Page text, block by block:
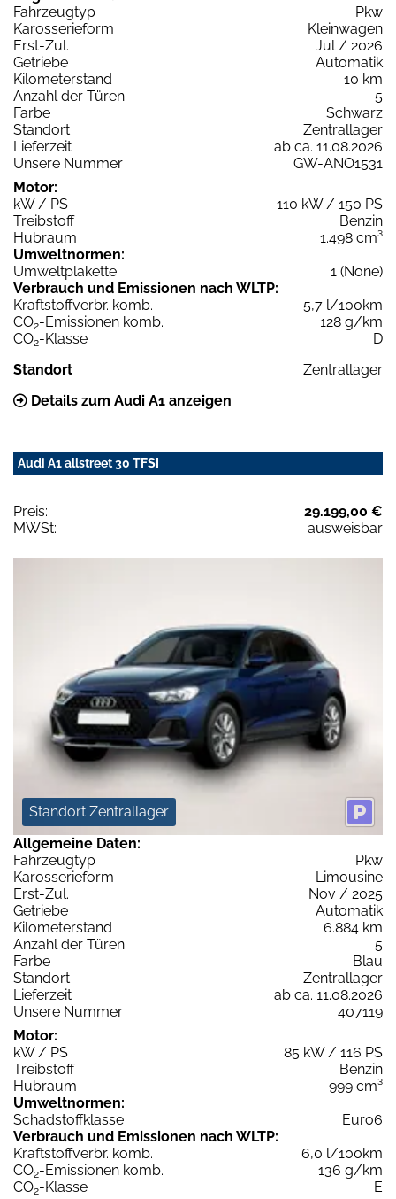
Fahrzeugtyp
Pkw
Karosserieform
Kleinwagen
Erst-Zul.
Jul / 2026
Getriebe
Automatik
Kilometerstand
10 km
Anzahl der Türen
5
Farbe
Schwarz
Standort
Zentrallager
Lieferzeit
ab ca. 11.08.2026
Unsere Nummer
GW-ANO1531
Motor:
kW / PS
110 kW / 150 PS
Treibstoff
Benzin
Hubraum
1.498 cm³
Umweltnormen:
Umweltplakette
1 (None)
Verbrauch und Emissionen nach WLTP:
Kraftstoffverbr. komb.
5,7 l/100km
CO2-Emissionen komb.
128 g/km
CO2-Klasse
D
Standort
Zentrallager
Details zum Audi A1 anzeigen
Audi A1 allstreet 30 TFSI
Preis:
29.199,00 €
MWSt:
ausweisbar
Standort Zentrallager
Allgemeine Daten:
Fahrzeugtyp
Pkw
Karosserieform
Limousine
Erst-Zul.
Nov / 2025
Getriebe
Automatik
Kilometerstand
6.884 km
Anzahl der Türen
5
Farbe
Blau
Standort
Zentrallager
Lieferzeit
ab ca. 11.08.2026
Unsere Nummer
407119
Motor:
kW / PS
85 kW / 116 PS
Treibstoff
Benzin
Hubraum
999 cm³
Umweltnormen:
Schadstoffklasse
Euro6
Verbrauch und Emissionen nach WLTP:
Kraftstoffverbr. komb.
6,0 l/100km
CO2-Emissionen komb.
136 g/km
CO2-Klasse
E